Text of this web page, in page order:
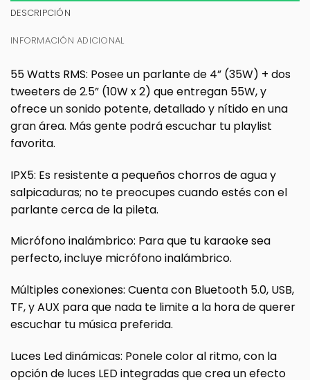
DESCRIPCIÓN
INFORMACIÓN ADICIONAL
55 Watts RMS: Posee un parlante de 4” (35W) + dos
tweeters de 2.5” (10W x 2) que entregan 55W, y
ofrece un sonido potente, detallado y nítido en una
gran área. Más gente podrá escuchar tu playlist
favorita.
IPX5: Es resistente a pequeños chorros de agua y
salpicaduras; no te preocupes cuando estés con el
parlante cerca de la pileta.
Micrófono inalámbrico: Para que tu karaoke sea
perfecto, incluye micrófono inalámbrico.
Múltiples conexiones: Cuenta con Bluetooth 5.0, USB,
TF, y AUX para que nada te limite a la hora de querer
escuchar tu música preferida.
Luces Led dinámicas: Ponele color al ritmo, con la
opción de luces LED integradas que crea un efecto